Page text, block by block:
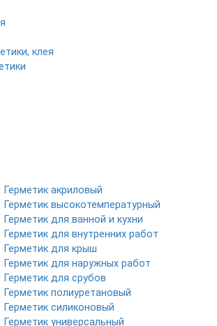
клея
Герметик акриловый
Герметик высокотемпературный
Герметик для ванной и кухни
Герметик для внутренних работ
Герметик для крыш
Герметик для наружных работ
Герметик для срубов
Герметик полиуретановый
Герметик силиконовый
Герметик универсальный